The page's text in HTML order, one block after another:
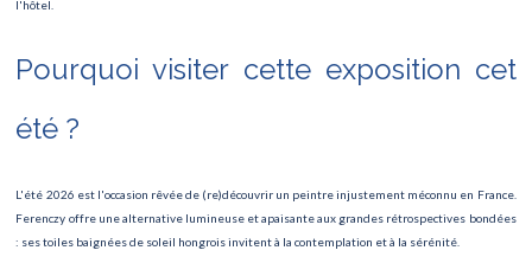
l'hôtel.
Pourquoi visiter cette exposition cet
été ?
L'été 2026 est l'occasion rêvée de (re)découvrir un peintre injustement méconnu en France.
Ferenczy offre une alternative lumineuse et apaisante aux grandes rétrospectives bondées
: ses toiles baignées de soleil hongrois invitent à la contemplation et à la sérénité.